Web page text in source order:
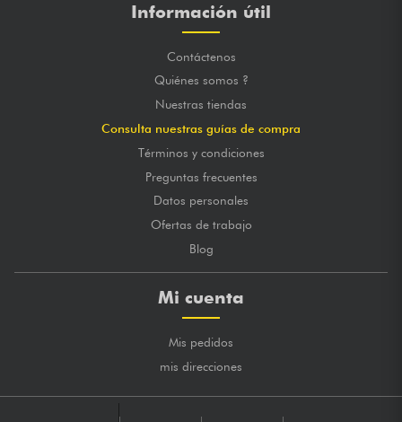
Información útil
Contáctenos
Quiénes somos ?
Nuestras tiendas
Consulta nuestras guías de compra
Términos y condiciones
Preguntas frecuentes
Datos personales
Ofertas de trabajo
Blog
Mi cuenta
Mis pedidos
mis direcciones